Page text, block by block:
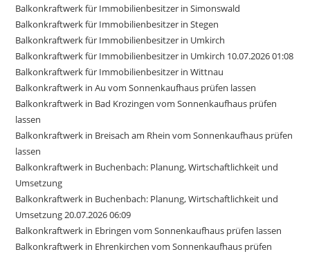
Balkonkraftwerk für Immobilienbesitzer in Simonswald
Balkonkraftwerk für Immobilienbesitzer in Stegen
Balkonkraftwerk für Immobilienbesitzer in Umkirch
Balkonkraftwerk für Immobilienbesitzer in Umkirch 10.07.2026 01:08
Balkonkraftwerk für Immobilienbesitzer in Wittnau
Balkonkraftwerk in Au vom Sonnenkaufhaus prüfen lassen
Balkonkraftwerk in Bad Krozingen vom Sonnenkaufhaus prüfen
lassen
Balkonkraftwerk in Breisach am Rhein vom Sonnenkaufhaus prüfen
lassen
Balkonkraftwerk in Buchenbach: Planung, Wirtschaftlichkeit und
Umsetzung
Balkonkraftwerk in Buchenbach: Planung, Wirtschaftlichkeit und
Umsetzung 20.07.2026 06:09
Balkonkraftwerk in Ebringen vom Sonnenkaufhaus prüfen lassen
Balkonkraftwerk in Ehrenkirchen vom Sonnenkaufhaus prüfen